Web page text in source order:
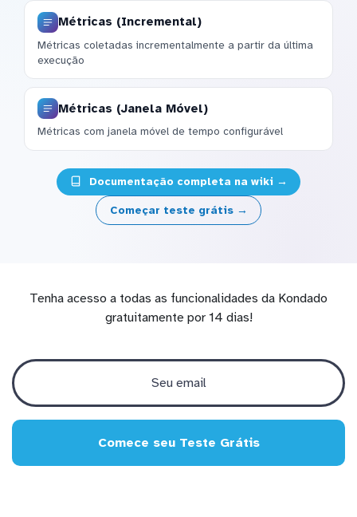
Métricas (Incremental)
Métricas coletadas incrementalmente a partir da última
execução
Métricas (Janela Móvel)
Métricas com janela móvel de tempo configurável
Documentação completa na wiki →
Começar teste grátis →
Tenha acesso a todas as funcionalidades da Kondado
gratuitamente por 14 dias!
Comece seu Teste Grátis